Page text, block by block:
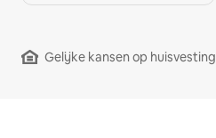
Gelijke kansen op huisvesting